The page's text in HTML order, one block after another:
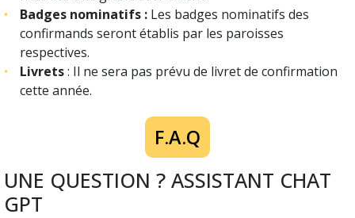
Badges nominatifs : Les badges nominatifs des
confirmands seront établis par les paroisses
respectives.
Livrets: Il ne sera pas prévu de livret de confirmation
cette année.
F.A.Q
UNE QUESTION ? ASSISTANT CHAT
GPT